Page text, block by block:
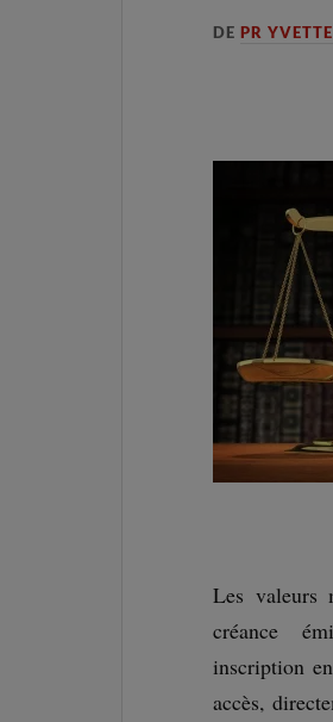
DEPR
Les valeurs
créance
inscription
accès,